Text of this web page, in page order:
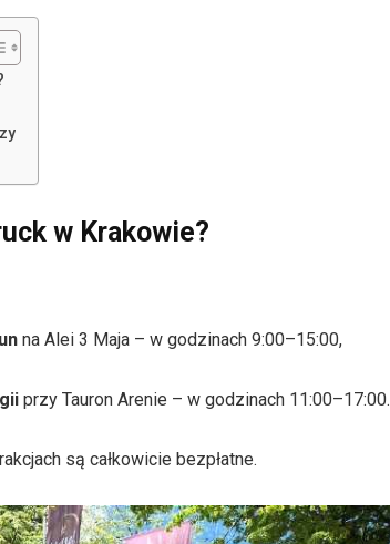
w Krakowie?
na Alei 3 Maja – w godzinach 9:00–15:00,
przy Tauron Arenie – w godzinach 11:00–17:00.
są całkowicie bezpłatne.